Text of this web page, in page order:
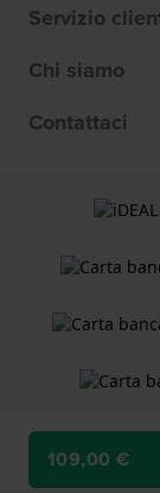
109,00 €
Servizio
Chi siamo
Contattaci